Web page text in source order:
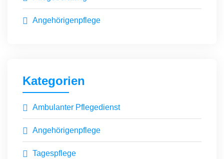
Angehörigenpflege
Kategorien
Ambulanter Pflegedienst
Angehörigenpflege
Tagespflege